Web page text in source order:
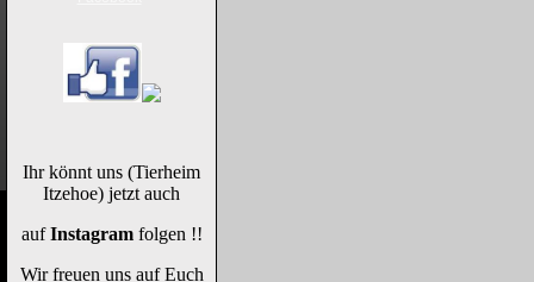
Ihr könnt uns (Tierheim
Itzehoe) jetzt auch
aufInstagramfolgen !!
Wir freuen uns auf Euch